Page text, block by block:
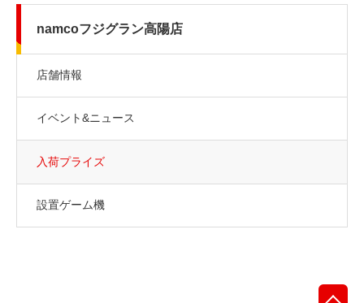
namcoフジグラン高陽店
店舗情報
イベント&ニュース
入荷プライズ
設置ゲーム機